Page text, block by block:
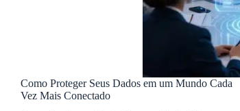
Como Proteger Seus Dados em um Mundo Cada
Vez Mais Conectado